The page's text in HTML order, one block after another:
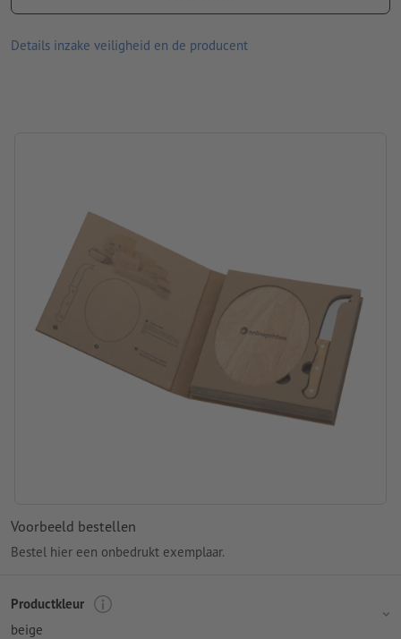
Graveerpositie: Gecentreerd op de plank
Details inzake veiligheid en de producent
Voorbeeld bestellen
Bestel hier een onbedrukt exemplaar.
Productkleur
beige